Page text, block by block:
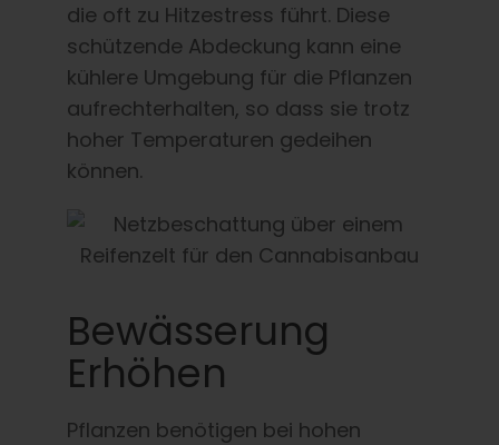
die oft zu Hitzestress führt. Diese
schützende Abdeckung kann eine
kühlere Umgebung für die Pflanzen
aufrechterhalten, so dass sie trotz
hoher Temperaturen gedeihen
können.
Bewässerung
Erhöhen
Pflanzen benötigen bei hohen